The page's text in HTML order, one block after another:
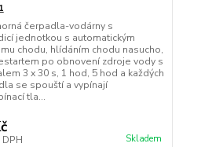
čerpadla-vodárny s
jednotkou s automatickým
chodu, hlídáním chodu nasucho,
po obnovení zdroje vody s
3 x 30 s, 1 hod, 5 hod a každých
se spouští a vypínají
tla...
Skladem